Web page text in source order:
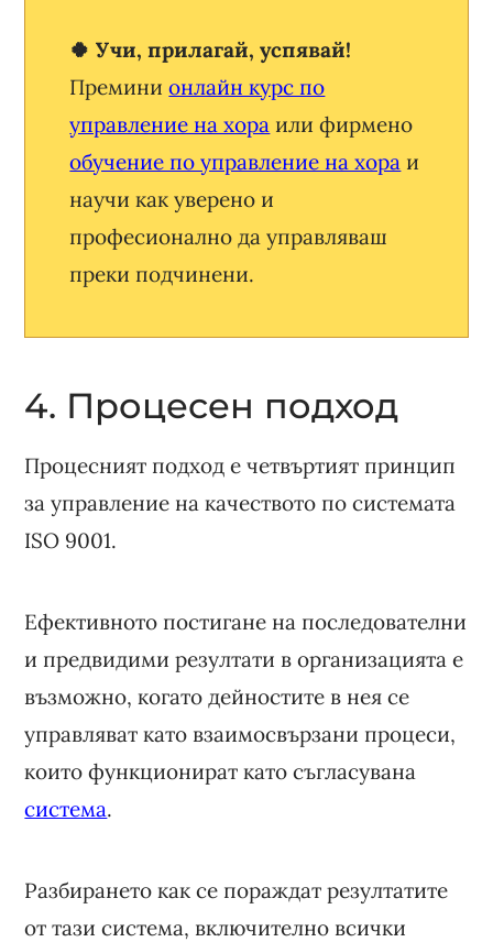
🍀 Учи, прилагай, успявай!
Преминионлайн курс по
управление на хора или фирмено
обучение по управление на хора и
научи как уверено и
професионално да управляваш
преки подчинени.
4. Процесен подход
Процесният подход е четвъртият принцип
за управление на качеството по системата
ISO 9001.
Ефективното постигане на последователни
и предвидими резултати в организацията е
възможно, когато дейностите в нея се
управляват като взаимосвързани процеси,
които функционират като съгласувана
система.
Разбирането как се пораждат резултатите
от тази система, включително всички